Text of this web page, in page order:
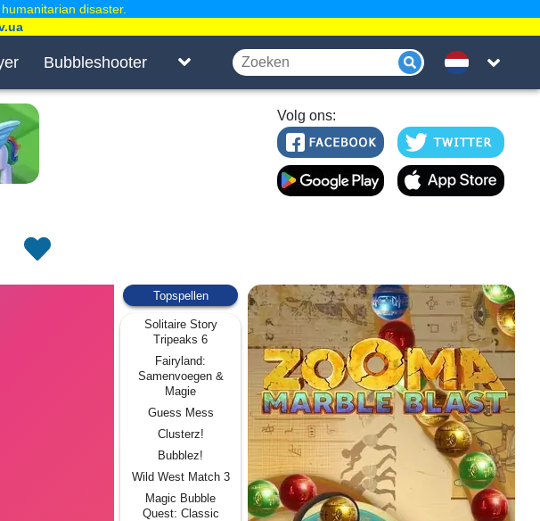
Bubbleshooter
Volg ons:
Topspellen
Solitaire Story
Tripeaks 6
Fairyland:
Samenvoegen &
Magie
Guess Mess
Clusterz!
Bubblez!
Wild West Match 3
Magic Bubble
Quest: Classic
disaster.